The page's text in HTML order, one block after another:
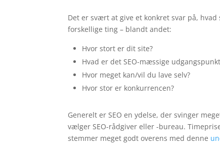
Det er svært at give et konkret svar på,
forskellige ting – blandt andet:
Hvor stort er dit site?
Hvad er det SEO-mæssige
Hvor meget kan/vil du lave selv?
Hvor stor er konkurrencen?
Generelt er SEO en ydelse, der svinger
vælger SEO-rådgiver eller -bureau.
stemmer meget godt overens med denne